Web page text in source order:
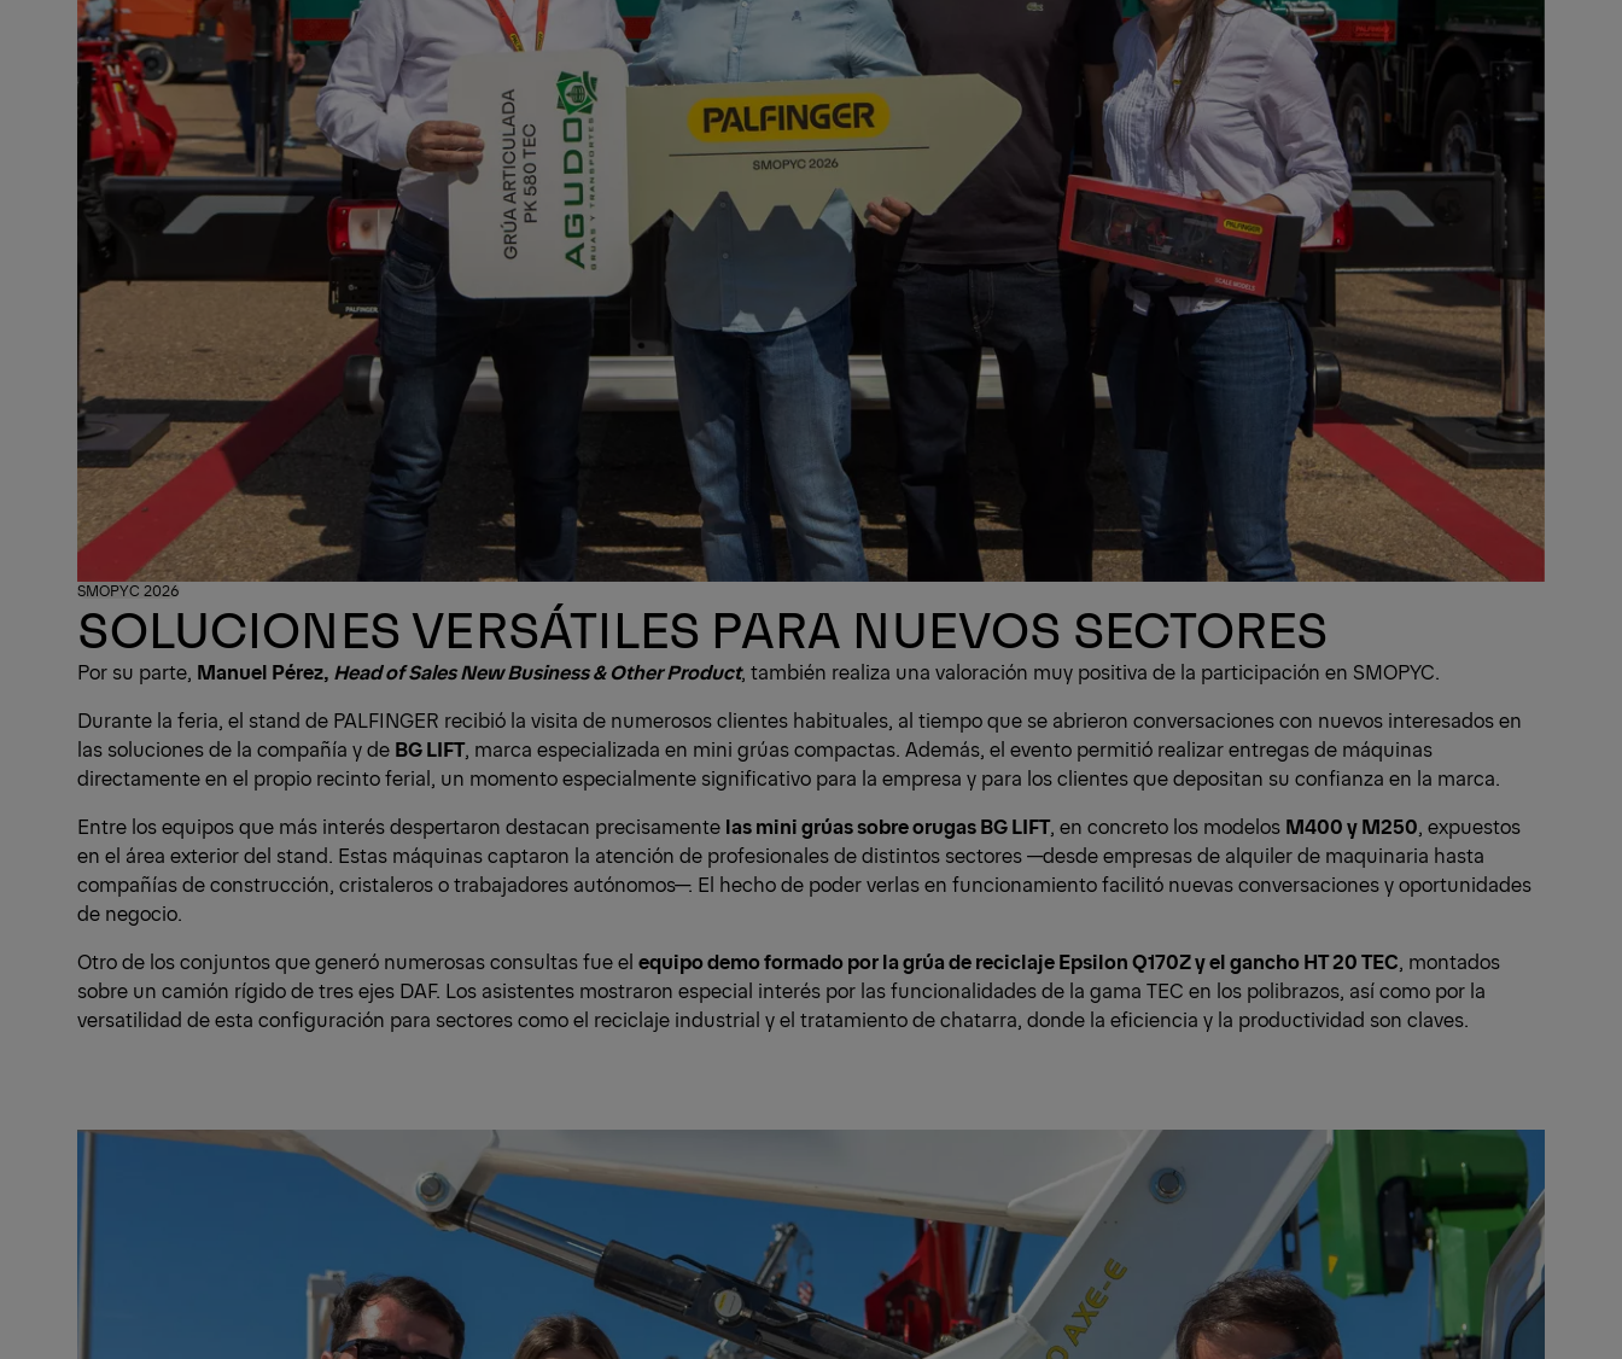
SMOPYC 2026
SOLUCIONES VERSÁTILES PARA NUEVOS SECTORES
Por su parte, Manuel Pérez, Head of Sales New Business & Other Product, también realiza una valoración muy positiva de la participación en SMOPYC.
Durante la feria, el stand de PALFINGER recibió la visita de numerosos clientes habituales, al tiempo que se abrieron conversaciones con nuevos interesados en
las soluciones de la compañía y de BG LIFT, marca especializada en mini grúas compactas. Además, el evento permitió realizar entregas de máquinas
directamente en el propio recinto ferial, un momento especialmente significativo para la empresa y para los clientes que depositan su confianza en la marca.
Entre los equipos que más interés despertaron destacan precisamente las mini grúas sobre orugas BG LIFT, en concreto los modelos M400 y M250, expuestos
en el área exterior del stand. Estas máquinas captaron la atención de profesionales de distintos sectores —desde empresas de alquiler de maquinaria hasta
compañías de construcción, cristaleros o trabajadores autónomos—. El hecho de poder verlas en funcionamiento facilitó nuevas conversaciones y oportunidades
de negocio.
Otro de los conjuntos que generó numerosas consultas fue el equipo demo formado por la grúa de reciclaje Epsilon Q170Z y el gancho HT 20 TEC, montados
sobre un camión rígido de tres ejes DAF. Los asistentes mostraron especial interés por las funcionalidades de la gama TEC en los polibrazos, así como por la
versatilidad de esta configuración para sectores como el reciclaje industrial y el tratamiento de chatarra, donde la eficiencia y la productividad son claves.